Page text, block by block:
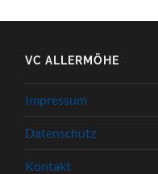
VC ALLERMÖHE
Impressum
Datenschutz
Kontakt